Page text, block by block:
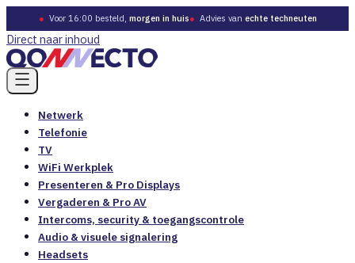
● Voor 16:00 besteld, morgen in huis● Advies van echte techneuten
Direct naar inhoud
Netwerk
Telefonie
TV
WiFi Werkplek
Presenteren & Pro Displays
Vergaderen & Pro AV
Intercoms, security & toegangscontrole
Audio & visuele signalering
Headsets